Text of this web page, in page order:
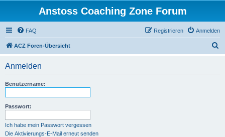
Anstoss Coaching Zone Forum
FAQ Anmelden
Registrieren
ACZ Foren-Übersicht
Anmelden
Benutzername:
Passwort:
Ich habe mein Passwort vergessen
Die Aktivierungs-E-Mail erneut senden